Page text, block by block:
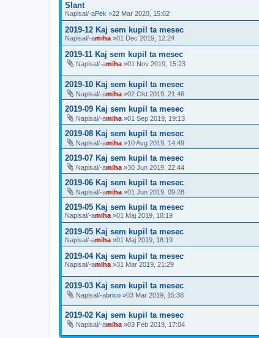
Slant
Napisal/-aPek »22 Mar 2020, 15:02
2019-12 Kaj sem kupil ta mesec
Napisal/-amiha»01 Dec 2019, 12:24
2019-11 Kaj sem kupil ta mesec
Napisal/-amiha»01 Nov 2019, 15:23
2019-10 Kaj sem kupil ta mesec
Napisal/-amiha »02 Okt 2019, 21:46
2019-09 Kaj sem kupil ta mesec
Napisal/-amiha »01 Sep 2019, 19:13
2019-08 Kaj sem kupil ta mesec
Napisal/-amiha »10 Avg 2019, 14:49
2019-07 Kaj sem kupil ta mesec
Napisal/-amiha »30 Jun 2019, 22:44
2019-06 Kaj sem kupil ta mesec
Napisal/-amiha »01 Jun 2019, 09:28
2019-05 Kaj sem kupil ta mesec
Napisal/-amiha »01 Maj 2019, 18:19
2019-05 Kaj sem kupil ta mesec
Napisal/-amiha »01 Maj 2019, 18:19
2019-04 Kaj sem kupil ta mesec
Napisal/-amiha »31 Mar 2019, 21:29
2019-03 Kaj sem kupil ta mesec
Napisal/-abrico »03 Mar 2019, 15:38
2019-02 Kaj sem kupil ta mesec
Napisal/-amiha »03 Feb 2019, 17:04